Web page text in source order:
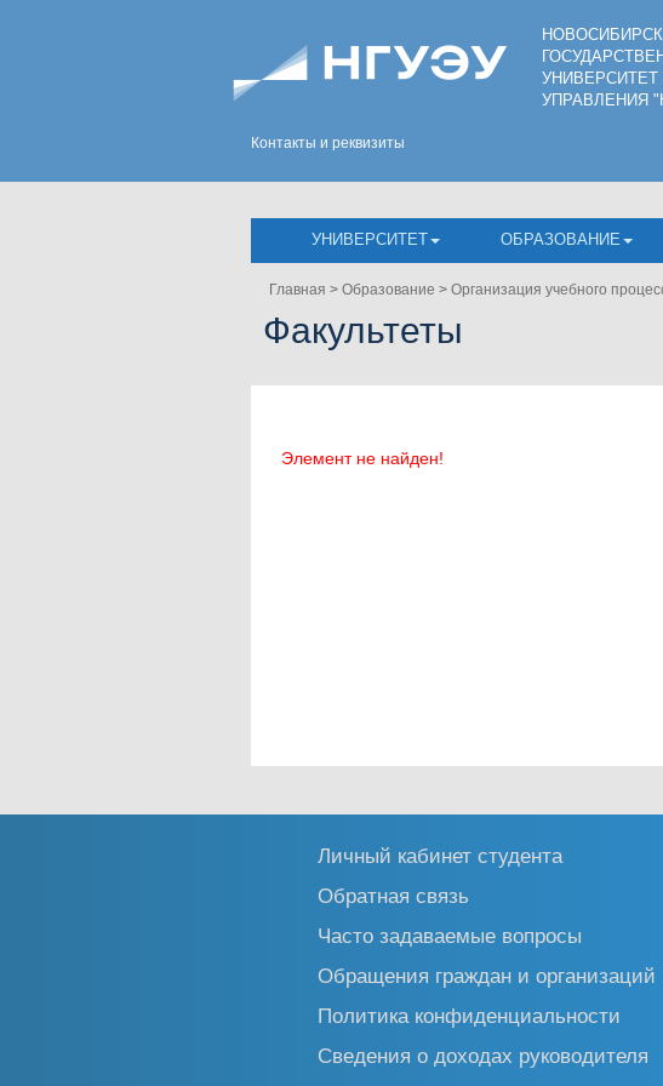
Контакты и реквизиты
УПРАВЛЕНИЯ
УНИВЕРСИТЕТ ОБРАЗОВАНИЕ
Главная > Образование > Организация учебного
Факультеты
Элемент не найден!
Личный кабинет студента
Обратная связь
Часто задаваемые вопросы
Обращения граждан и организаций
Политика конфиденциальности
Сведения о доходах руководителя